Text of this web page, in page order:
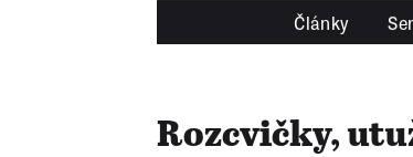
Články
Rozcvičky,